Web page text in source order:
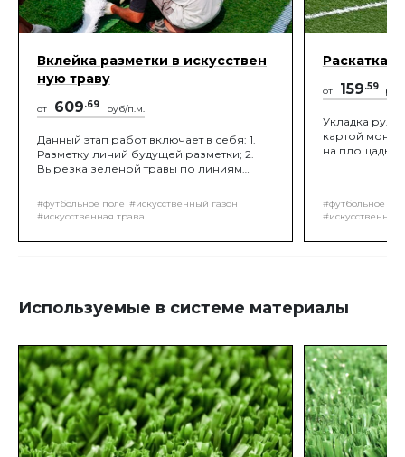
Вклейка разметки в искусствен
ную траву
от 609.69 руб/п.м.
Данный этап работ включает в себя: 1.
Разметку линий будущей разметки; 2.
Вырезка зеленой травы по линиям
прокладыванием шовной ленты и
последующей склейкой белой травы с
существующим газоном!
#футбольное поле #искусственный газон
#искусственная трава
Раскатка
от 159.59
Укладка
картой
на площадке,
#футбольное
#искусственная
Используемые в системе материалы